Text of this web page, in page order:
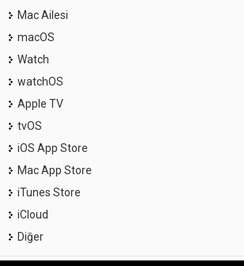
Mac Ailesi
macOS
Watch
watchOS
Apple TV
tvOS
iOS App Store
Mac App Store
iTunes Store
iCloud
Diğer